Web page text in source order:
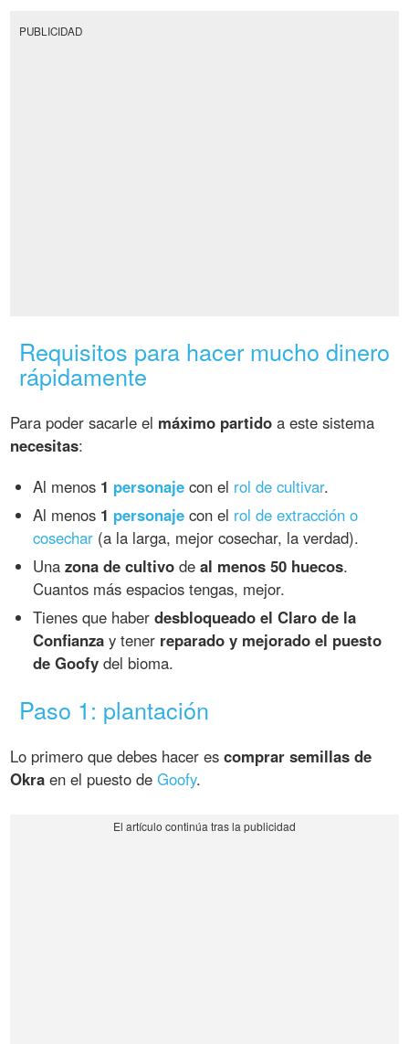
PUBLICIDAD
Requisitos para hacer mucho dinero
rápidamente
Para poder sacarle el máximo partido a este sistema
necesitas:
Al menos 1 personaje con el rol de cultivar.
Al menos 1 personaje con el rol de extracción o
cosechar (a la larga, mejor cosechar, la verdad).
Unazona de cultivo deal menos 50 huecos.
Cuantos más espacios tengas, mejor.
Tienes que haberdesbloqueado el Claro de la
Confianza y tener reparado y mejorado el puesto
de Goofy del bioma.
Paso 1: plantación
Lo primero que debes hacer escomprar semillas de
Okra en el puesto deGoofy.